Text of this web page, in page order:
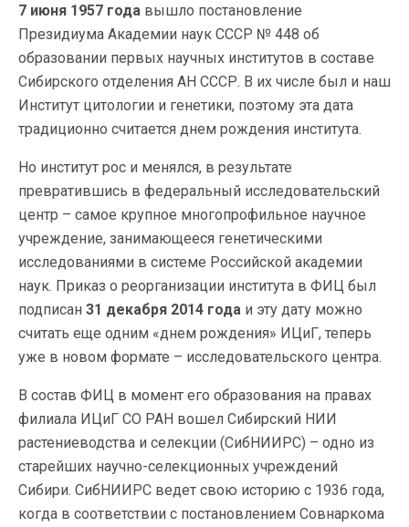
7 июня 1957 года вышло постановление
Президиума Академии наук СССР № 448 об
образовании первых научных институтов в составе
Сибирского отделения АН СССР. В их числе был и наш
Институт цитологии и генетики, поэтому эта дата
традиционно считается днем рождения института.
Но институт рос и менялся, в результате
превратившись в федеральный исследовательский
центр – самое крупное многопрофильное научное
учреждение, занимающееся генетическими
исследованиями в системе Российской академии
наук. Приказ о реорганизации института в ФИЦ был
подписан 31 декабря 2014 года и эту дату можно
считать еще одним «днем рождения» ИЦиГ, теперь
уже в новом формате – исследовательского центра.
В состав ФИЦ в момент его образования на правах
филиала ИЦиГ СО РАН вошел Сибирский НИИ
растениеводства и селекции (СибНИИРС) – одно из
старейших научно-селекционных учреждений
Сибири. СибНИИРС ведет свою историю с 1936 года,
когда в соответствии с постановлением Совнаркома